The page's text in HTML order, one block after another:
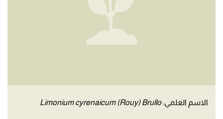
الاسم العلمي:Limonium cyrenaicum (Rouy) Brullo